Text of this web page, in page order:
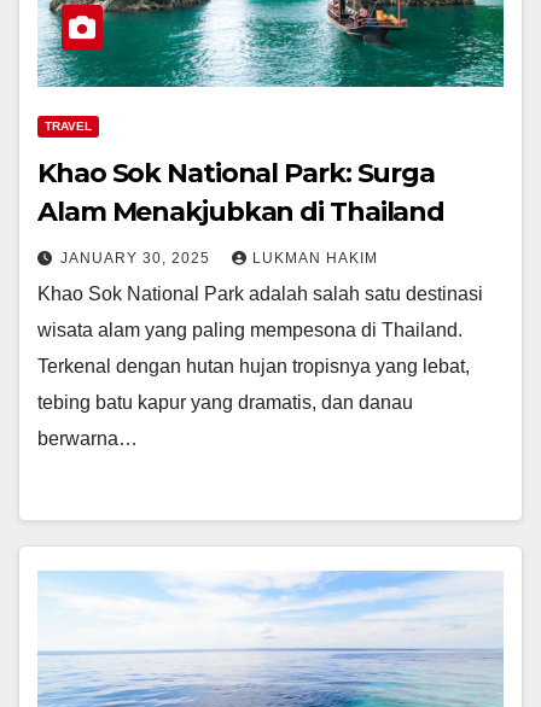
TRAVEL
Khao Sok National Park: Surga
Alam Menakjubkan di Thailand
JANUARY 30, 2025 LUKMAN HAKIM
Khao Sok National Park adalah salah satu destinasi
wisata alam yang paling mempesona di Thailand.
Terkenal dengan hutan hujan tropisnya yang lebat,
tebing batu kapur yang dramatis, dan danau
berwarna…